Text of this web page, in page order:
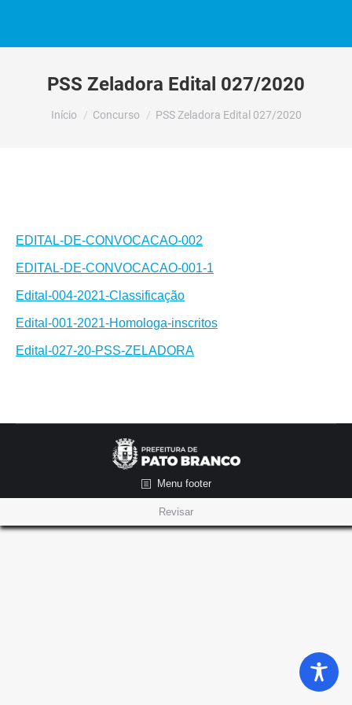
PSS Zeladora Edital 027/2020
Você está aqui:
Início Concurso PSS Zeladora Edital 027/2020
EDITAL-DE-CONVOCACAO-002
EDITAL-DE-CONVOCACAO-001-1
Edital-004-2021-Classificação
Edital-001-2021-Homologa-inscritos
Edital-027-20-PSS-ZELADORA
Menu footer
Revisar